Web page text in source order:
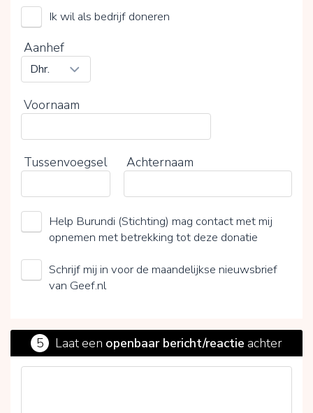
0%
Ik wil als bedrijf doneren
Aanhef
Voornaam
Tussenvoegsel Achternaam
Help Burundi (Stichting) mag contact met mij
opnemen met betrekking tot deze donatie
Schrijf mij in voor de maandelijkse nieuwsbrief
van Geef.nl
5 Laat een openbaar bericht/reactie achter